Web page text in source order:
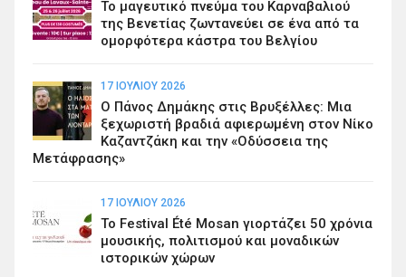
Το μαγευτικό πνεύμα του Καρναβαλιού
της Βενετίας ζωντανεύει σε ένα από τα
ομορφότερα κάστρα του Βελγίου
17 ΙΟΥΛΊΟΥ 2026
Ο Πάνος Δημάκης στις Βρυξέλλες: Μια
ξεχωριστή βραδιά αφιερωμένη στον Νίκο
Καζαντζάκη και την «Οδύσσεια της
Μετάφρασης»
17 ΙΟΥΛΊΟΥ 2026
Το Festival Été Mosan γιορτάζει 50 χρόνια
μουσικής, πολιτισμού και μοναδικών
ιστορικών χώρων